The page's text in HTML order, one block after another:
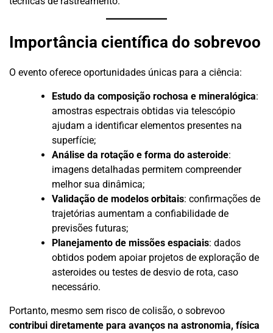
Importância científica do sobrevoo
O evento oferece oportunidades únicas para a ciência:
Estudo da composição rochosa e mineralógica:
amostras espectrais obtidas via telescópio
ajudam a identificar elementos presentes na
superfície;
Análise da rotação e forma do asteroide:
imagens detalhadas permitem compreender
melhor sua dinâmica;
Validação de modelos orbitais: confirmações de
trajetórias aumentam a confiabilidade de
previsões futuras;
Planejamento de missões espaciais: dados
obtidos podem apoiar projetos de exploração de
asteroides ou testes de desvio de rota, caso
necessário.
Portanto, mesmo sem risco de colisão, o sobrevoo
contribui diretamente para avanços na astronomia, física